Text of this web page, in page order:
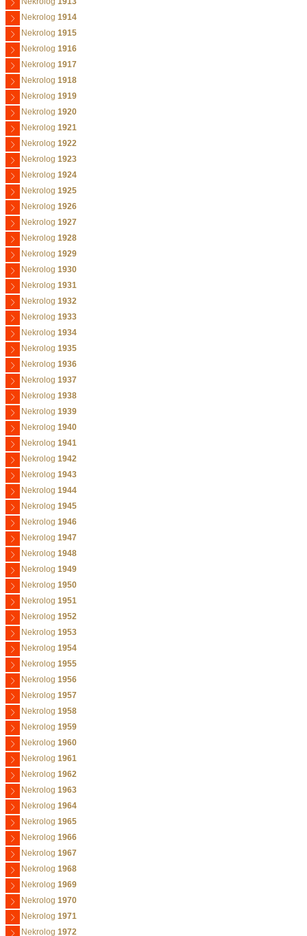
Nekrolog 1914
Nekrolog 1915
Nekrolog 1916
Nekrolog 1917
Nekrolog 1918
Nekrolog 1919
Nekrolog 1920
Nekrolog 1921
Nekrolog 1922
Nekrolog 1923
Nekrolog 1924
Nekrolog 1925
Nekrolog 1926
Nekrolog 1927
Nekrolog 1928
Nekrolog 1929
Nekrolog 1930
Nekrolog 1931
Nekrolog 1932
Nekrolog 1933
Nekrolog 1934
Nekrolog 1935
Nekrolog 1936
Nekrolog 1937
Nekrolog 1938
Nekrolog 1939
Nekrolog 1940
Nekrolog 1941
Nekrolog 1942
Nekrolog 1943
Nekrolog 1944
Nekrolog 1945
Nekrolog 1946
Nekrolog 1947
Nekrolog 1948
Nekrolog 1949
Nekrolog 1950
Nekrolog 1951
Nekrolog 1952
Nekrolog 1953
Nekrolog 1954
Nekrolog 1955
Nekrolog 1956
Nekrolog 1957
Nekrolog 1958
Nekrolog 1959
Nekrolog 1960
Nekrolog 1961
Nekrolog 1962
Nekrolog 1963
Nekrolog 1964
Nekrolog 1965
Nekrolog 1966
Nekrolog 1967
Nekrolog 1968
Nekrolog 1969
Nekrolog 1970
Nekrolog 1971
Nekrolog 1972